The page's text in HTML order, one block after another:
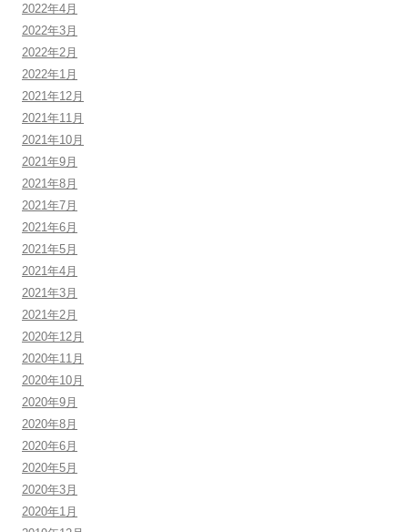
2022年4月
2022年3月
2022年2月
2022年1月
2021年12月
2021年11月
2021年10月
2021年9月
2021年8月
2021年7月
2021年6月
2021年5月
2021年4月
2021年3月
2021年2月
2020年12月
2020年11月
2020年10月
2020年9月
2020年8月
2020年6月
2020年5月
2020年3月
2020年1月